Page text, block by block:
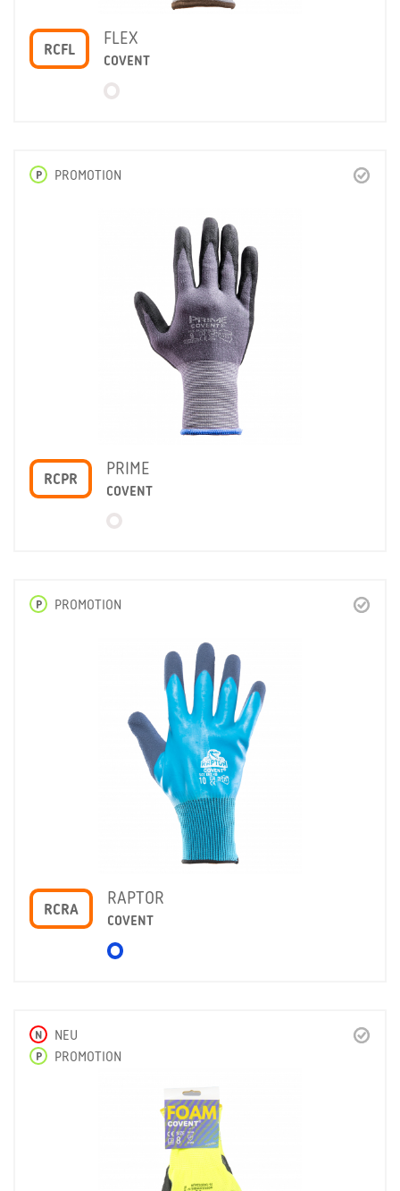
RCFL
FLEX
COVENT
P PROMOTION
RCPR
PRIME
COVENT
P PROMOTION
RCRA
RAPTOR
COVENT
N NEU
P PROMOTION